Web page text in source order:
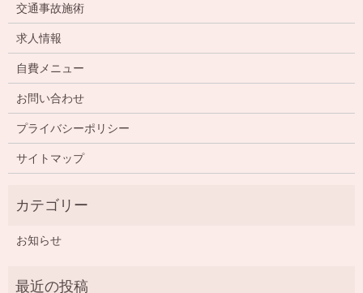
交通事故施術
求人情報
自費メニュー
お問い合わせ
プライバシーポリシー
サイトマップ
お知らせ